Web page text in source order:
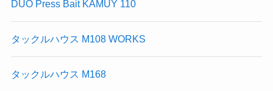
DUO Press Bait KAMUY 110
タックルハウス M108 WORKS
タックルハウス M168